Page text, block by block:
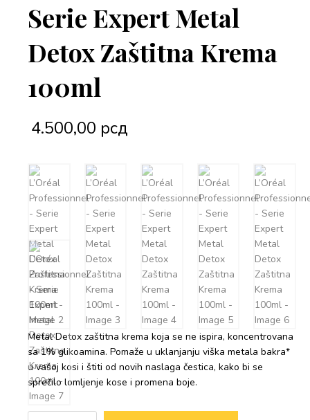
Serie Expert Metal
Detox Zaštitna Krema
100ml
4.500,00 рсд
Metal Detox zaštitna krema koja se ne ispira, koncentrovana
sa 1% glikoamina. Pomaže u uklanjanju viška metala bakra*
u vašoj kosi i štiti od novih naslaga čestica, kako bi se
sprečilo lomljenje kose i promena boje.